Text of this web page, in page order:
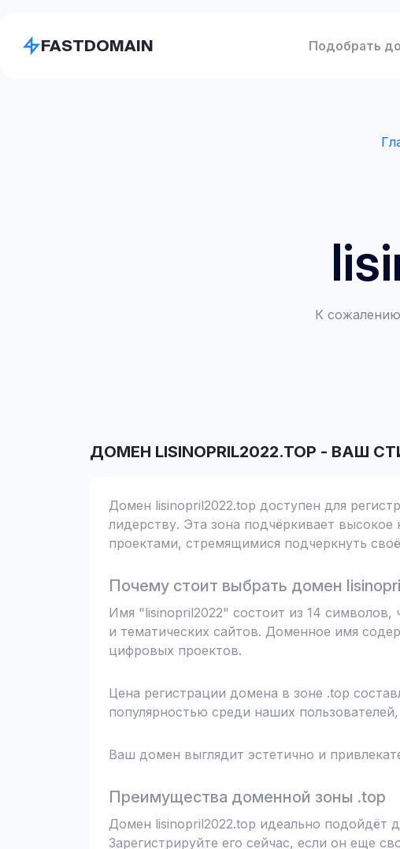
FASTDOMAIN Подобрать
К
ДОМЕН LISINOPRIL2022.TOP - ВАШ
Домен lisinopril2022.top доступен для
лидерству. Эта зона подчёркивает
проектами, стремящимися подчеркнуть
Почему стоит выбрать домен
Имя "lisinopril2022" состоит из 14
и тематических сайтов. Доменное имя
цифровых проектов.
Цена регистрации домена в зоне .top
популярностью среди наших
Ваш домен выглядит эстетично и
Преимущества доменной зоны .top
Домен lisinopril2022.top идеально подойдёт
Зарегистрируйте его сейчас, если он еще